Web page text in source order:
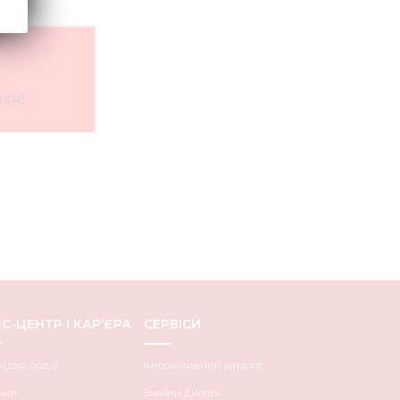
ЦЕНТР І КАР’ЄРА
подій
СЕРВІСИ
Інтерактивний каталог
Знайти дилера